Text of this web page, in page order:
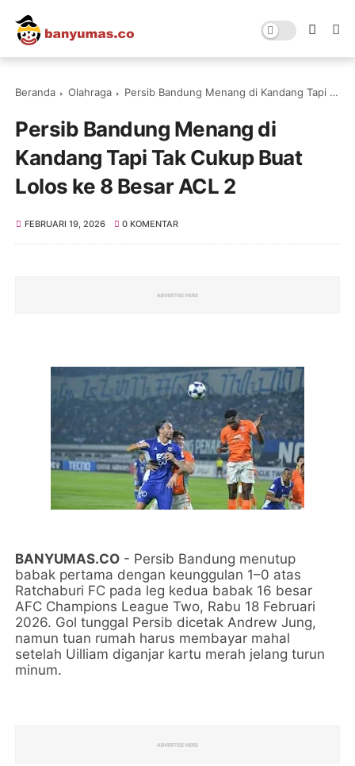
Beranda Olahraga Persib Bandung Menang di Kandang Tapi Tak Cukup Buat Lolos ke 8 Besar ACL 2
Persib Bandung Menang di
Kandang Tapi Tak Cukup Buat
Lolos ke 8 Besar ACL 2
FEBRUARI 19, 2026 0 KOMENTAR
BANYUMAS.CO - Persib Bandung menutup
babak pertama dengan keunggulan 1–0 atas
Ratchaburi FC pada leg kedua babak 16 besar
AFC Champions League Two, Rabu 18 Februari
2026. Gol tunggal Persib dicetak Andrew Jung,
namun tuan rumah harus membayar mahal
setelah Uilliam diganjar kartu merah jelang turun
minum.